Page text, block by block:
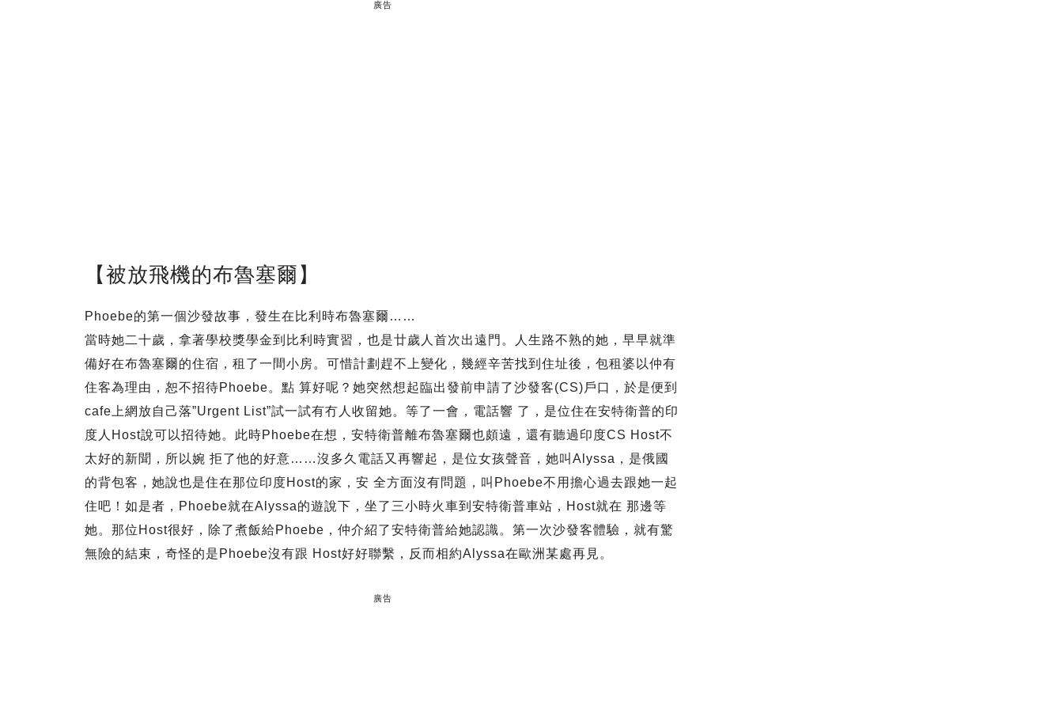
廣告
【被放飛機的布魯塞爾】
Phoebe的第一個沙發故事，發生在比利時布魯塞爾……
當時她二十歲，拿著學校獎學金到比利時實習，也是廿歲人首次出遠門。人生路不熟的她，早早就準
備好在布魯塞爾的住宿，租了一間小房。可惜計劃趕不上變化，幾經辛苦找到住址後，包租婆以仲有
住客為理由，恕不招待Phoebe。點 算好呢？她突然想起臨出發前申請了沙發客(CS)戶口，於是便到
cafe上網放自己落”Urgent List”試一試有冇人收留她。等了一會，電話響 了，是位住在安特衛普的印
度人Host說可以招待她。此時Phoebe在想，安特衛普離布魯塞爾也頗遠，還有聽過印度CS Host不
太好的新聞，所以婉 拒了他的好意……沒多久電話又再響起，是位女孩聲音，她叫Alyssa，是俄國
的背包客，她說也是住在那位印度Host的家，安 全方面沒有問題，叫Phoebe不用擔心過去跟她一起
住吧！如是者，Phoebe就在Alyssa的遊說下，坐了三小時火車到安特衛普車站，Host就在 那邊等
她。那位Host很好，除了煮飯給Phoebe，仲介紹了安特衛普給她認識。第一次沙發客體驗，就有驚
無險的結束，奇怪的是Phoebe沒有跟 Host好好聯繫，反而相約Alyssa在歐洲某處再見。
廣告